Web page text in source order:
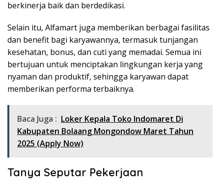
berkinerja baik dan berdedikasi.
Selain itu, Alfamart juga memberikan berbagai fasilitas
dan benefit bagi karyawannya, termasuk tunjangan
kesehatan, bonus, dan cuti yang memadai. Semua ini
bertujuan untuk menciptakan lingkungan kerja yang
nyaman dan produktif, sehingga karyawan dapat
memberikan performa terbaiknya.
Baca Juga : Loker Kepala Toko Indomaret Di
Kabupaten Bolaang Mongondow Maret Tahun
2025 (Apply Now)
Tanya Seputar Pekerjaan